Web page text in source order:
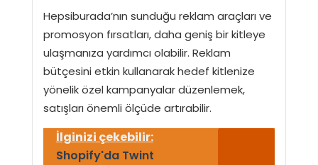
Hepsiburada’nın sunduğu reklam araçları ve
promosyon fırsatları, daha geniş bir kitleye
ulaşmanıza yardımcı olabilir. Reklam
bütçesini etkin kullanarak hedef kitlenize
yönelik özel kampanyalar düzenlemek,
satışları önemli ölçüde artırabilir.
İlginizi çekebilir:
Shopify'da Twint